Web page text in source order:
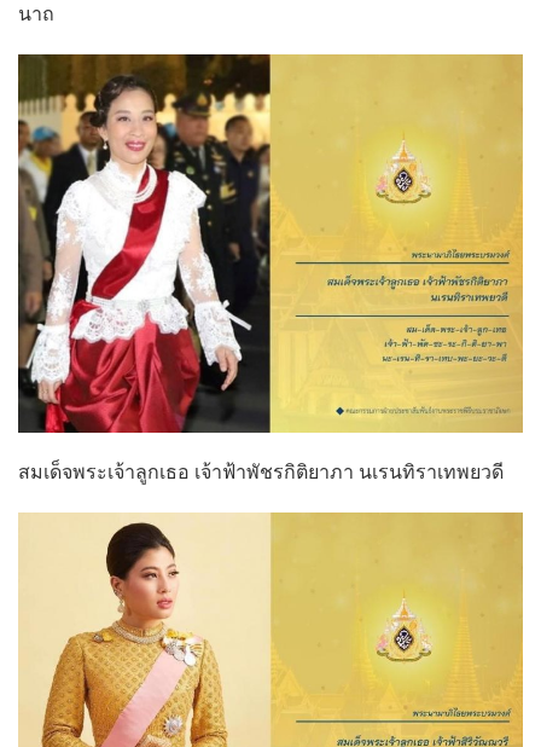
นาถ
สมเด็จพระเจ้าลูกเธอ เจ้าฟ้าพัชรกิติยาภา นเรนทิราเทพยวดี